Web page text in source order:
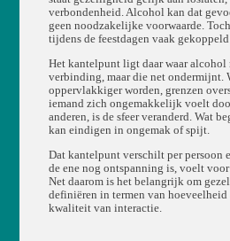
verbondenheid. Alcohol kan dat
geen noodzakelijke voorwaarde.
tijdens de feestdagen vaak
Het kantelpunt ligt daar waar alcohol
verbinding, maar die net ondermijnt.
oppervlakkiger worden, grenzen
iemand zich ongemakkelijk voelt
anderen, is de sfeer veranderd. Wat
kan eindigen in ongemak of spijt.
Dat kantelpunt verschilt per persoon
de ene nog ontspanning is, voelt voor
Net daarom is het belangrijk om
definiëren in termen van
kwaliteit van interactie.